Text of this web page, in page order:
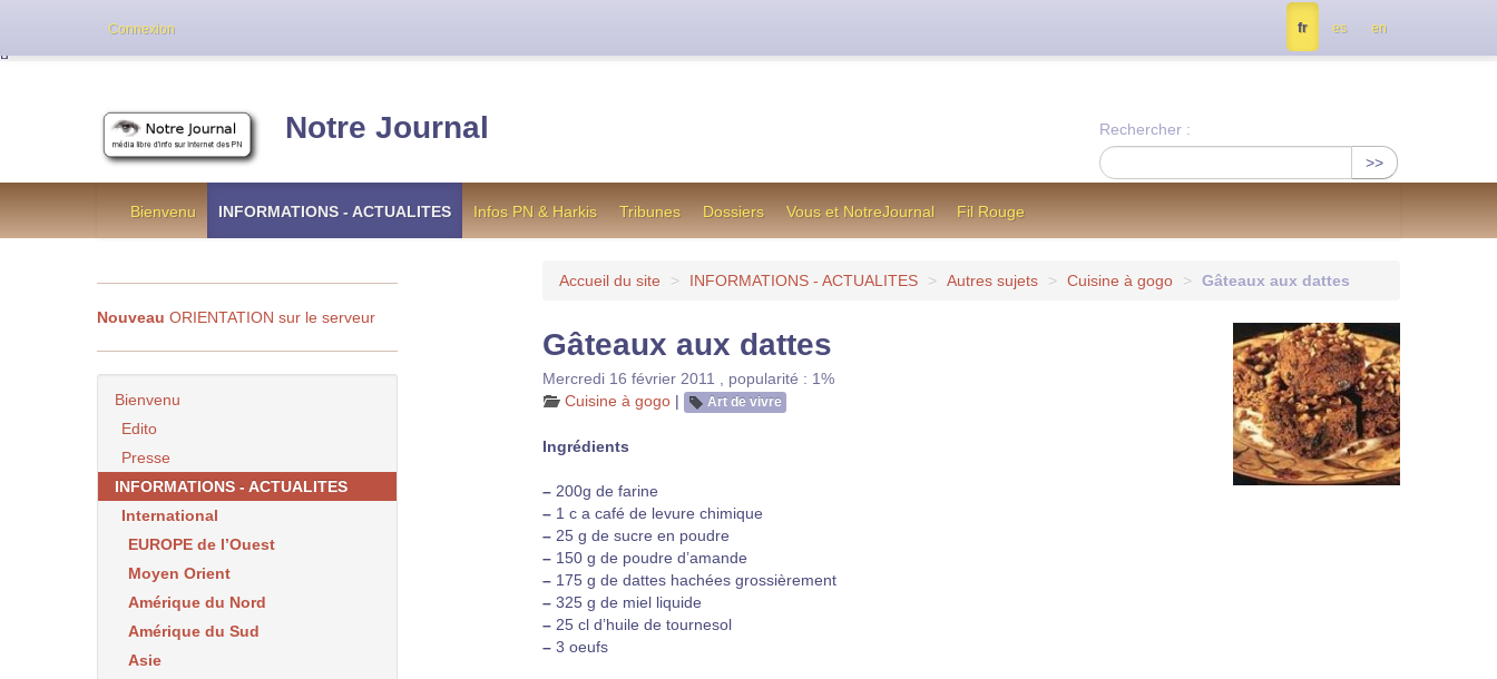
Notre Journal
Rechercher :
>>
Bienvenu INFORMATIONS - ACTUALITES Infos PN & Harkis Tribunes Dossiers Vous et NotreJournal Fil Rouge
Accueil du site > INFORMATIONS - ACTUALITES > Autres sujets > Cuisine à gogo > Gâteaux aux dattes
Gâteaux aux dattes
Mercredi 16 février 2011
popularité : 1%
Cuisine à gogo | Art de vivre
Ingrédients
– 200g de farine
– 1 c a café de levure chimique
– 25 g de sucre en poudre
– 150 g de poudre d’amande
– 175 g de dattes hachées grossièrement
– 325 g de miel liquide
– 25 cl d’huile de tournesol
– 3 oeufs
Nouveau ORIENTATION sur le serveur
Bienvenu
Edito
Presse
INFORMATIONS - ACTUALITES
International
EUROPE de l’Ouest
Moyen Orient
Amérique du Nord
Amérique du Sud
Asie
Connexion fr es en
Cette version de NotreJournal représente l’ancienne formule utilisée jusqu’en octobre 2012, en cas de difficultés, contactez nous à info@notrejournal.info !